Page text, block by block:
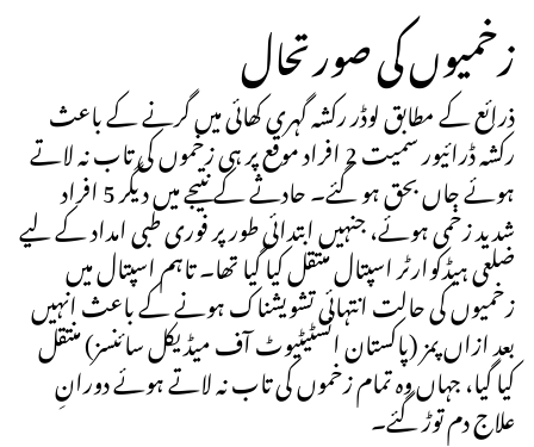
زخمیوں کی صورتحال
ذرائع کے مطابق لوڈر رکشہ گہری کھائی میں گرنے کے باعث
رکشہ ڈرائیور سمیت 2 افراد موقع پر ہی زخموں کی تاب نہ لاتے
ہوئے جاں بحق ہو گئے۔ حادثے کے نتیجے میں دیگر 5 افراد
شدید زخمی ہوئے، جنہیں ابتدائی طور پر فوری طبی امداد کے لیے
ضلعی ہیڈکوارٹر اسپتال منتقل کیا گیا تھا۔ تاہم اسپتال میں
زخمیوں کی حالت انتہائی تشویشناک ہونے کے باعث انہیں
بعد ازاں پمز (پاکستان انسٹیٹیوٹ آف میڈیکل سائنسز) منتقل
کیا گیا، جہاں وہ تمام زخموں کی تاب نہ لاتے ہوئے دورانِ
علاج دم توڑ گئے۔